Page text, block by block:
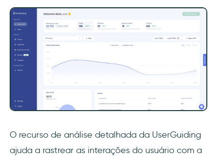
O recurso de análise detalhada da UserGuiding
ajuda a rastrear as interações do usuário com a